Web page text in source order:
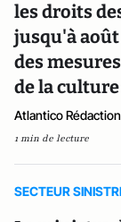
les droits
jusqu'à août
des
de la culture
Atlantico Rédaction
1 min de lecture
SECTEUR